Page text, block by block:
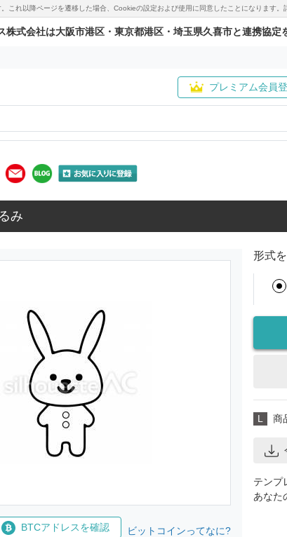
これ以降ページを遷移した場合、Cookieの設定および使用に同意したことになります
株式会社は大阪市港区・東京都港区・埼玉県久喜市と連携協定
プレミアム会員
み
BTCアドレスを確認 ビットコインってなに?
形式
L 商
テンプ
あなた